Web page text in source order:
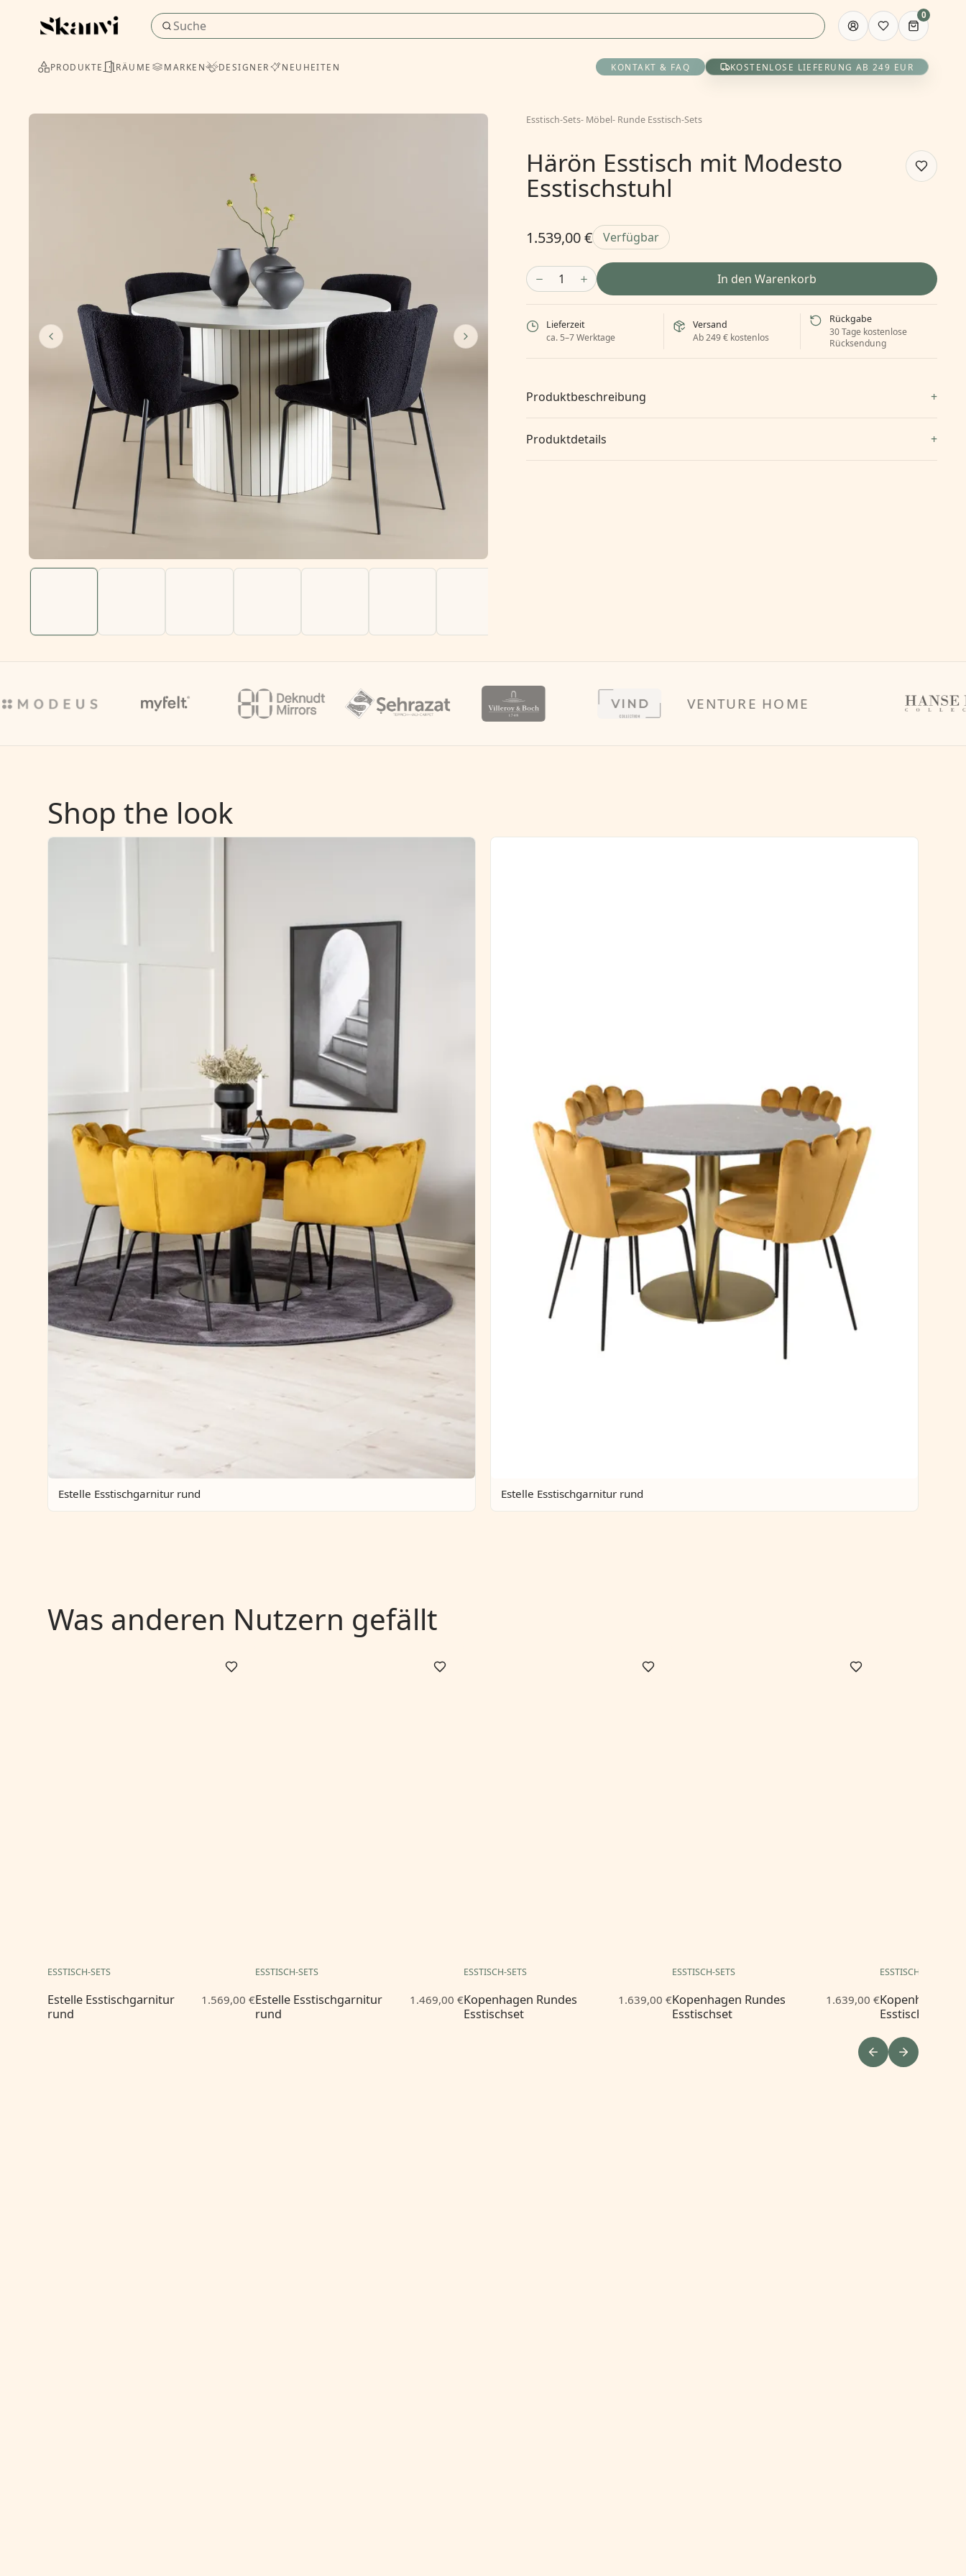
0
PRODUKTE RÄUME MARKEN DESIGNER NEUHEITEN KONTAKT & FAQ KOSTENLOSE LIEFERUNG AB 249 EUR
Esstisch-Sets- Möbel- Runde Esstisch-Sets
Härön Esstisch mit Modesto
Esstischstuhl
1.539,00 € Verfügbar
1 In den Warenkorb
Lieferzeit
ca. 5–7 Werktage
Versand
Ab 249 € kostenlos
Rückgabe
30 Tage kostenlose
Rücksendung
Produktbeschreibung
Produktdetails
VENTURE HOME
Shop the look
Estelle Esstischgarnitur rund Estelle Esstischgarnitur rund
Was anderen Nutzern gefällt
ESSTISCH-SETS
Estelle Esstischgarnitur
rund
1.569,00 €
ESSTISCH-SETS
Estelle Esstischgarnitur
rund
1.469,00 €
ESSTISCH-SETS
Kopenhagen Rundes
Esstischset
1.639,00 €
ESSTISCH-SETS
Kopenhagen Rundes
Esstischset
1.639,00 €
ESSTISCH-SETS
Kopenhagen
Esstischset